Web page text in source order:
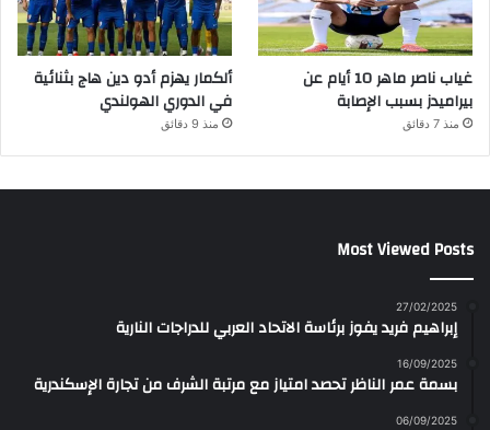
غياب ناصر ماهر 10 أيام عن
بيراميدز بسبب الإصابة
منذ 7 دقائق
ألكمار يهزم أدو دين هاج بثنائية
في الدوري الهولندي
منذ 9 دقائق
Most Viewed Posts
27/02/2025
إبراهيم فريد يفوز برئاسة الاتحاد العربي للدراجات النارية
16/09/2025
بسمة عمر الناظر تحصد امتياز مع مرتبة الشرف من تجارة الإسكندرية
06/09/2025